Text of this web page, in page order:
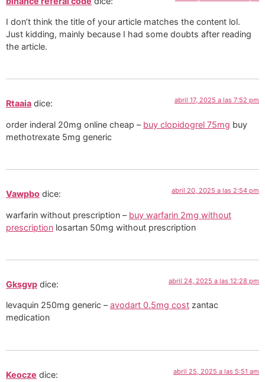
I don’t think the title of your article matches the content lol.
Just kidding, mainly because I had some doubts after reading
the article.
Rtaaia dice: abril 17, 2025 a las 7:52 pm
order inderal 20mg online cheap – buy clopidogrel 75mg buy
methotrexate 5mg generic
Vawpbo dice: abril 20, 2025 a las 2:54 pm
warfarin without prescription – buy warfarin 2mg without
prescription losartan 50mg without prescription
Gksgvp dice: abril 24, 2025 a las 12:28 pm
levaquin 250mg generic –avodart 0.5mg cost zantac
medication
Keocze dice: abril 25, 2025 a las 5:51 am